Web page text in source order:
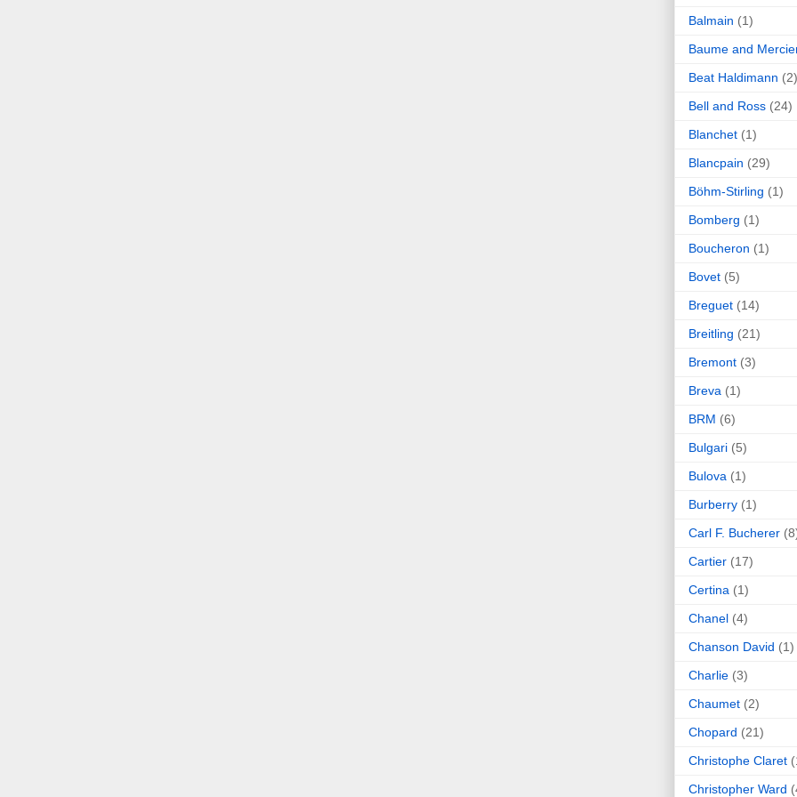
Balmain (1)
Baume and
Beat Haldimann (2)
Bell and Ross (24)
Blanchet (1)
Blancpain (29)
Böhm-Stirling (1)
Bomberg (1)
Boucheron (1)
Bovet (5)
Breguet (14)
Breitling (21)
Bremont (3)
Breva (1)
BRM (6)
Bulgari (5)
Bulova (1)
Burberry (1)
Carl F. Bucherer
Cartier (17)
Certina (1)
Chanel (4)
Chanson David (1)
Charlie (3)
Chaumet (2)
Chopard (21)
Christophe Claret
Christopher Ward